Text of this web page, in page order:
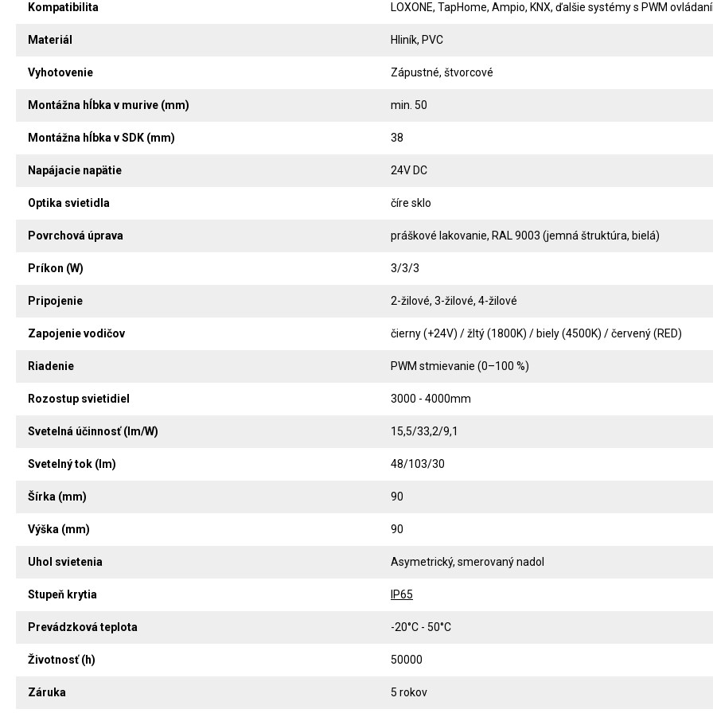
Kompatibilita LOXONE, TapHome, Ampio, KNX, ďalšie systémy s PWM
Materiál Hliník, PVC
Vyhotovenie Zápustné, štvorcové
Montážna hĺbka v murive (mm) min. 50
Montážna hĺbka v SDK (mm) 38
Napájacie napätie 24V DC
Optika svietidla číre sklo
Povrchová úprava práškové lakovanie, RAL 9003 (jemná štruktúra, bielá)
Príkon (W) 3/3/3
Pripojenie 2-žilové, 3-žilové, 4-žilové
Zapojenie vodičov čierny (+24V) / žltý (1800K) / biely (4500K) / červený (RED)
Riadenie PWM stmievanie (0–100 %)
Rozostup svietidiel 3000 - 4000mm
Svetelná účinnosť (lm/W) 15,5/33,2/9,1
Svetelný tok (lm) 48/103/30
Šírka (mm) 90
Výška (mm) 90
Uhol svietenia Asymetrický, smerovaný nadol
Stupeň krytia IP65
Prevádzková teplota -20°C - 50°C
Životnosť (h) 50000
Záruka 5 rokov